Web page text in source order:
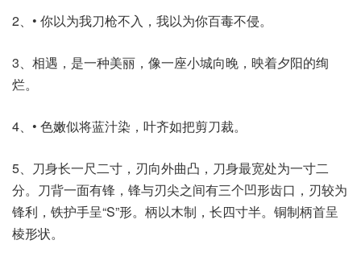
2、• 你以为我刀枪不入，我以为你百毒不侵。
3、相遇，是一种美丽，像一座小城向晚，映着夕阳的绚
烂。
4、• 色嫩似将蓝汁染，叶齐如把剪刀裁。
5、刀身长一尺二寸，刃向外曲凸，刀身最宽处为一寸二
分。刀背一面有锋，锋与刃尖之间有三个凹形齿口，刃较为
锋利，铁护手呈“S”形。柄以木制，长四寸半。铜制柄首呈
棱形状。